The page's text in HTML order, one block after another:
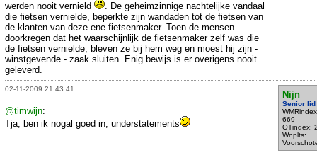
werden nooit vernield
. De geheimzinnige nachtelijke vandaal
die fietsen vernielde, beperkte zijn wandaden tot de fietsen van
de klanten van deze ene fietsenmaker. Toen de mensen
doorkregen dat het waarschijnlijk de fietsenmaker zelf was die
de fietsen vernielde, bleven ze bij hem weg en moest hij zijn -
winstgevende - zaak sluiten. Enig bewijs is er overigens nooit
geleverd.
02-11-2009 21:43:41
Nijn
Senior lid
669
OTindex:
Wnplts:
@timwijn:
Tja, ben ik nogal goed in, understatements